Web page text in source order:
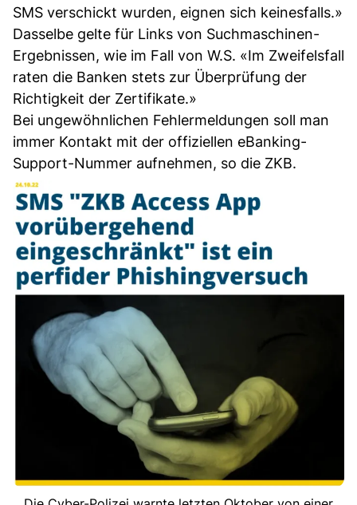
SMS verschickt wurden, eignen sich keinesfalls.»
Dasselbe gelte für Links von Suchmaschinen-
Ergebnissen, wie im Fall von W.S. «Im Zweifelsfall
raten die Banken stets zur Überprüfung der
Richtigkeit der Zertifikate.»
Bei ungewöhnlichen Fehlermeldungen soll man
immer Kontakt mit der offiziellen eBanking-
Support-Nummer aufnehmen, so die ZKB.